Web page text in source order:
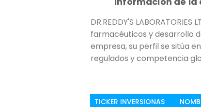
DR.REDDY'S
farmacéuticos y desarrollo
empresa, su perfil se sitúa
regulados y competencia
TICKER INVERSIONAS